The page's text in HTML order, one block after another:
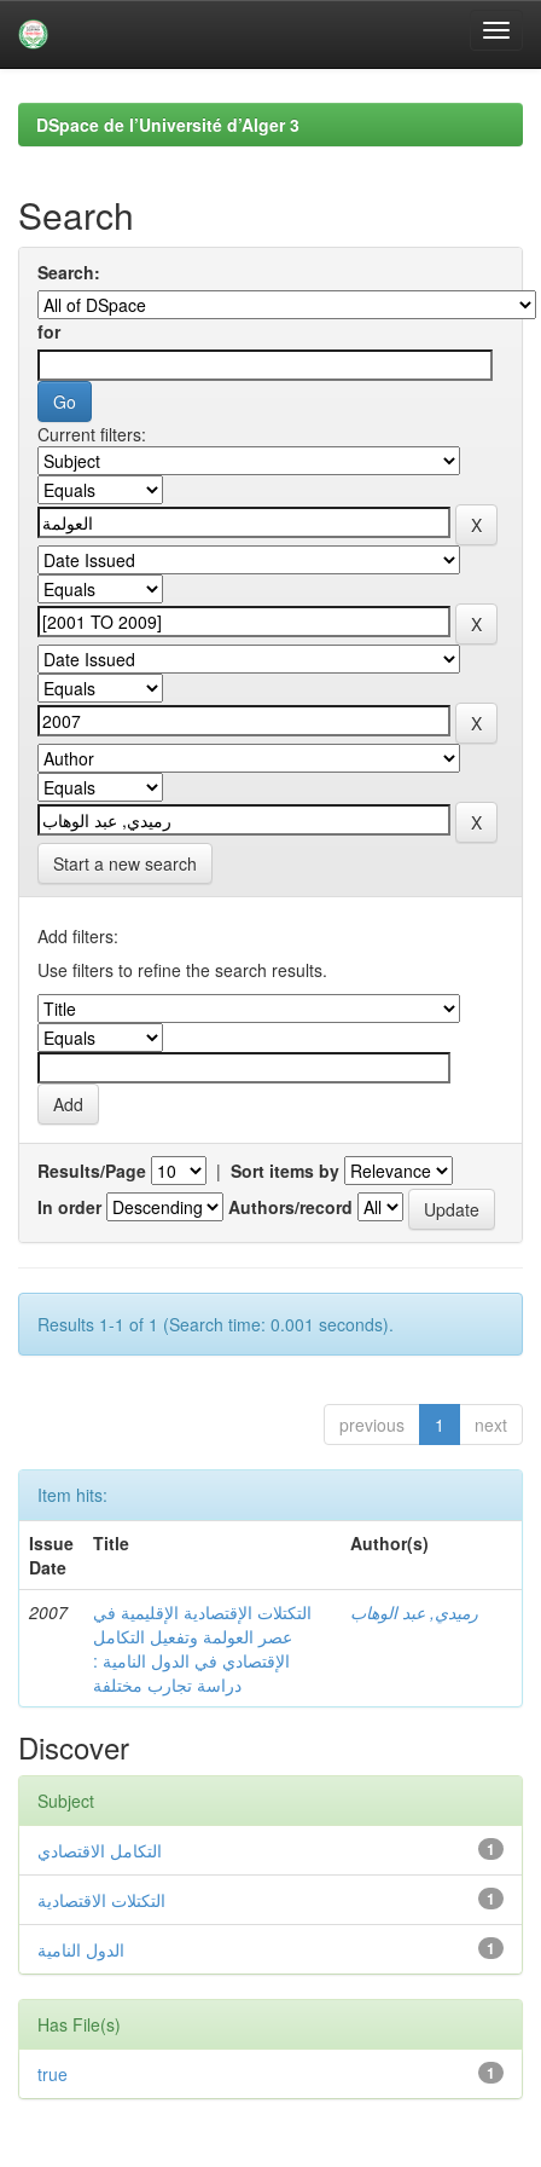
navigationDSpace de l’Université d’Alger 3
Search
Search:
for
Current filters:
Start a new search
Add filters:
Use filters to refine the search results.
Results/Page | Sort items by
In order
Authors/record
Results 1-1 of 1 (Search time: 0.001 seconds).
previous 1 next
Item hits:
Issue
Date
Title Author(s)
2007
التكتلات الإقتصادية الإقليمية في
عصر العولمة وتفعيل التكامل
الإقتصادي في الدول النامية :
دراسة تجارب مختلفة
رميدي, عبد الوهاب
Discover
Subject
1 التكامل الاقتصادي
1 التكتلات الاقتصادية
1 الدول النامية
Has File(s)
1
true